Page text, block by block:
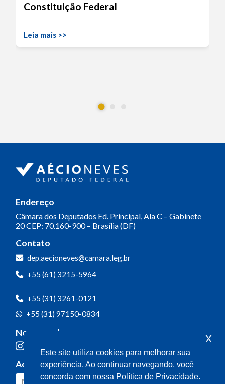
Constituição Federal
Leia mais >>
Endereço
Câmara dos Deputados Ed. Principal, Ala C – Gabinete
20CEP: 70.160-900 – Brasília (DF)
Contato
dep.aecioneves@camara.leg.br
+55 (61) 3215-5964
+55 (31) 3261-0121
+55 (31) 97150-0834
Nossas redes
Acompanhe o meu mandato
Este site utiliza cookies para melhorar sua
experiência. Ao continuar navegando, você
concorda com nossa Política de Privacidade.
x